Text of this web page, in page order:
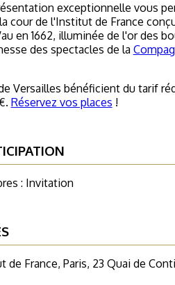
exceptionnelle vous
cour de l'Institut de France
en 1662, illuminée de l'or des
des spectacles de la
Versailles bénéficient du tarif
Réservez vos places !
: Invitation
de France, Paris, 23 Quai de